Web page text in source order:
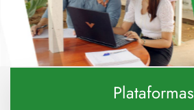
Explora esta carrera
Plataformas